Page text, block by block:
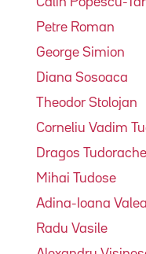
Petre Roman
George Simion
Diana Sosoaca
Theodor Stolojan
Corneliu Vadim
Dragos Tudorache
Mihai Tudose
Adina-Ioana
Radu Vasile